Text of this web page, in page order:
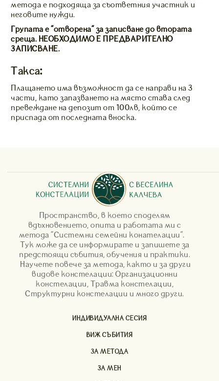
метода е подходяща за съответния участник и
неговите нужди.
Групата е "отворена" за записване до втората
среща. НЕОБХОДИМО Е ПРЕДВАРИТЕЛНО
ЗАПИСВАНЕ.
Такса:
Плащането има възможност да се направи на 3
части, като запазването на място става след
превеждане на депозит от 100лв, който се
приспада от последната вноска.
Пространство, в което споделям
вдъхновението, опита и работата ми с
метода "Системни семейни конателации".
Тук може да се информирате и запишете за
предстоящи събития, обучения и практики.
Научете повече за метода, както и за други
видове констелации: Организационни
констелации, Травма констелации,
Структурни констелации и много други.
ИНДИВИДУАЛНА СЕСИЯ
ВИЖ СЪБИТИЯ
ЗА МЕТОДА
ЗА МЕН